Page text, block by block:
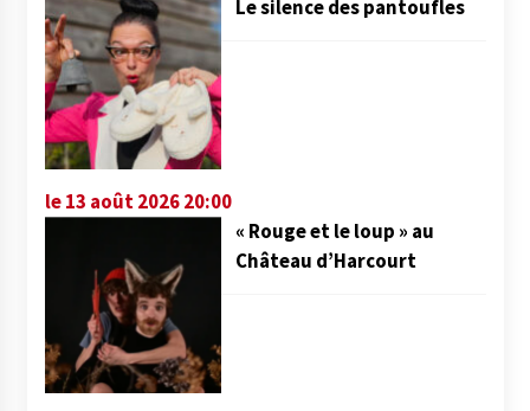
Le silence des pantoufles
le 13 août 2026 20:00
« Rouge et le loup » au
Château d’Harcourt